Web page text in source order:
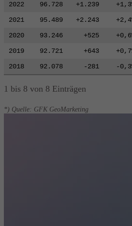
2022
96.728 +1.239
2021
95.489 +2.243
2020
93.246 +525
2019
92.721 +643
2018
92.078 -281 -
1 bis 8 von 8 Einträgen
*) Quelle: GFK GeoMarketing